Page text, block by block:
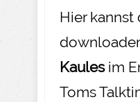
Hier kannst
Kaulesim
Toms